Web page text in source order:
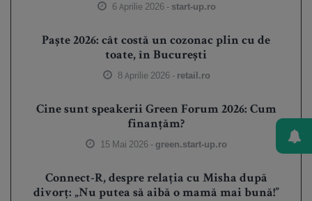
6 Aprilie 2026 - start-up.ro
Paște 2026: cât costă un cozonac plin cu de
toate, în București
8 Aprilie 2026 - retail.ro
Cine sunt speakerii Green Forum 2026: Cum
finanțăm?
15 Mai 2026 - green.start-up.ro
Connect-R, despre relația cu Misha după
divorț: „Nu putea să aibă o mamă mai bună!”